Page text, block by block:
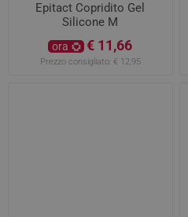
Epitact Copridito Gel
Silicone M
ora € 11,66
Prezzo consigliato: € 12,95